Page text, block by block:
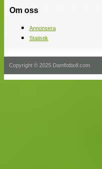
Om oss
Annonsera
Statistik
Copyright © 2025 Damfotboll.com